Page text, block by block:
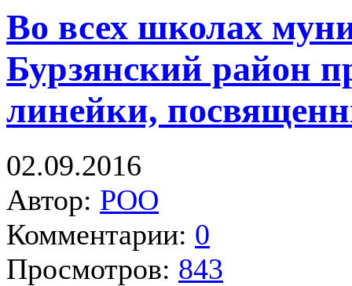
Во всех школах
Бурзянский район
линейки,
02.09.2016
Автор: РОО
Комментарии: 0
Просмотров: 843